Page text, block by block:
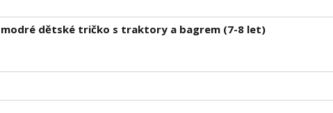
dětské tričko s traktory a bagrem (7-8 let)